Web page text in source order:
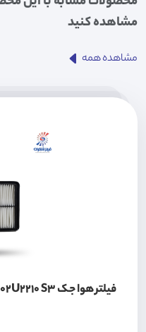
مشاهده کنید
مشاهده همه
فیلتر هوا جک 11091202U2210 S3